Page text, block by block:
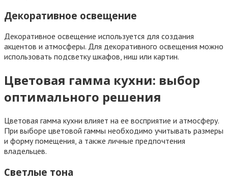
Декоративное освещение
Декоративное освещение используется для создания
акцентов и атмосферы. Для декоративного освещения можно
использовать подсветку шкафов, ниш или картин.
Цветовая гамма кухни: выбор
оптимального решения
Цветовая гамма кухни влияет на ее восприятие и атмосферу.
При выборе цветовой гаммы необходимо учитывать размеры
и форму помещения, а также личные предпочтения
владельцев.
Светлые тона